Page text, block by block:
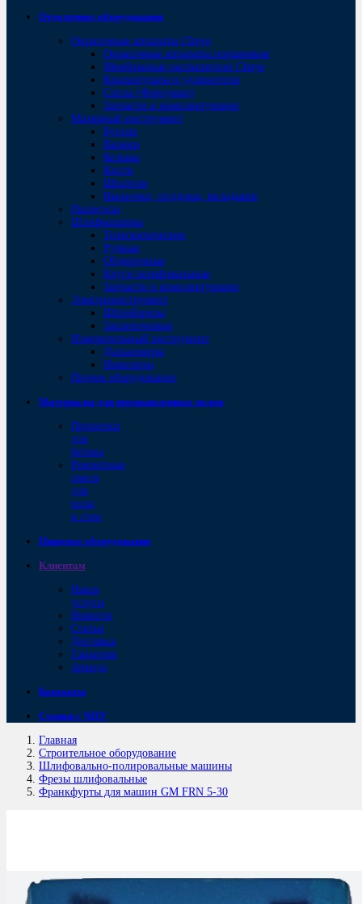
Отделочное оборудование
Окрасочные аппараты Chnye
Окрасочные аппараты поршневые
Мембранные распылители Chnye
Краскопульты и удлинители
Сопла (Форсунки)
Запчасти и комплектующие
Малярный инструмент
Бугели
Валики
Кельмы
Кисти
Шпатели
Ванночки, поддоны, вкладыши
Пылесосы
Шлифмашины
Телескопические
Ручные
Обдирочные
Круги шлифовальные
Запчасти и комплектующие
Электроинструмент
Штроборезы
Заклепочники
Измерительный инструмент
Дальномеры
Нивелиры
Прочее оборудование
Материалы для промышленных полов
Пропитки
для
бетона
Ремонтные
смеси
для
пола
и стен
Пищевое оборудование
Клиентам
Наши
услуги
Новости
Статьи
Доставка
Гарантии
Аренда
Контакты
Станки с ЧПУ
Главная
Строительное оборудование
Шлифовально-полировальные машины
Фрезы шлифовальные
Франкфурты для машин GM FRN 5-30